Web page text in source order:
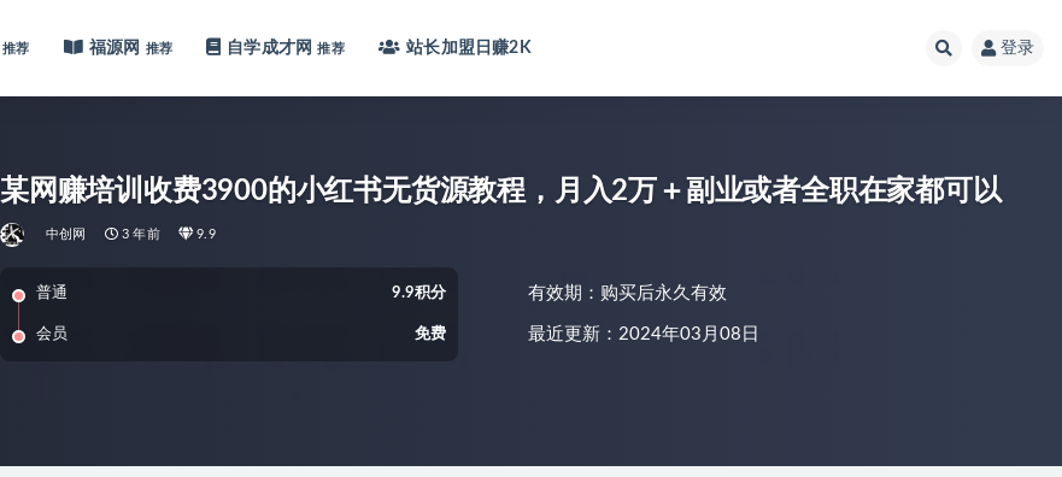
推荐 福源网 推荐 自学成才网 推荐 站长加盟 日赚2K 登录
某网赚培训收费3900的小红书无货源教程，月入2万＋副业或者全职在家都可以
中创网 3 年前 9.9
普通 9.9积分
会员 免费
有效期：购买后永久有效
最近更新：2024年03月08日